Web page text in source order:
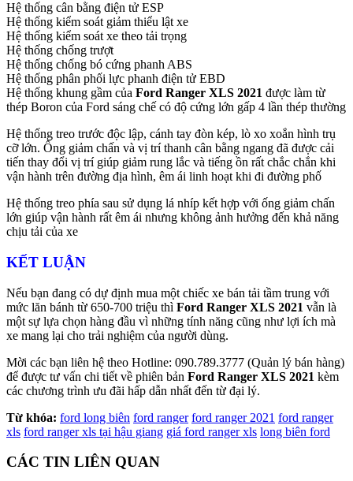
Hệ thống cân bằng điện tử ESP
Hệ thống kiểm soát giảm thiểu lật xe
Hệ thống kiểm soát xe theo tải trọng
Hệ thống chống trượt
Hệ thống chống bó cứng phanh ABS
Hệ thống phân phối lực phanh điện tử EBD
Hệ thống khung gầm của Ford Ranger XLS 2021 được làm từ
thép Boron của Ford sáng chế có độ cứng lớn gấp 4 lần thép thường
Hệ thống treo trước độc lập, cánh tay đòn kép, lò xo xoắn hình trụ
cỡ lớn. Ống giảm chấn và vị trí thanh cân bằng ngang đã được cải
tiến thay đổi vị trí giúp giảm rung lắc và tiếng ồn rất chắc chắn khi
vận hành trên đường địa hình, êm ái linh hoạt khi đi đường phố
Hệ thống treo phía sau sử dụng lá nhíp kết hợp với ống giảm chấn
lớn giúp vận hành rất êm ái nhưng không ảnh hưởng đến khả năng
chịu tải của xe
KẾT LUẬN
Nếu bạn đang có dự định mua một chiếc xe bán tải tầm trung với
mức lăn bánh từ 650-700 triệu thì Ford Ranger XLS 2021 vẫn là
một sự lựa chọn hàng đầu vì những tính năng cũng như lợi ích mà
xe mang lại cho trải nghiệm của người dùng.
Mời các bạn liên hệ theo Hotline: 090.789.3777 (Quản lý bán hàng)
để được tư vấn chi tiết về phiên bản Ford Ranger XLS 2021 kèm
các chương trình ưu đãi hấp dẫn nhất đến từ đại lý.
Từ khóa: ford long biên ford ranger ford ranger 2021 ford ranger
xls ford ranger xls tại hậu giang giá ford ranger xls long biên ford
CÁC TIN LIÊN QUAN